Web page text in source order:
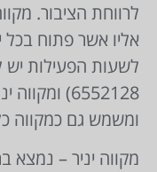
לרווחת הציבור.
אליו אשר פתוח
6552128)
ומשמש גם כמקווה
מקווה יניר – נמצא